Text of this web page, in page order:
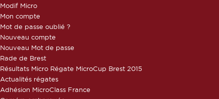
Modif Micro
Mon compte
Mot de passe oublié ?
Nouveau compte
Nouveau Mot de passe
Rade de Brest
Résultats Micro Régate MicroCup Brest 2015
Actualités régates
Adhésion MicroClass France